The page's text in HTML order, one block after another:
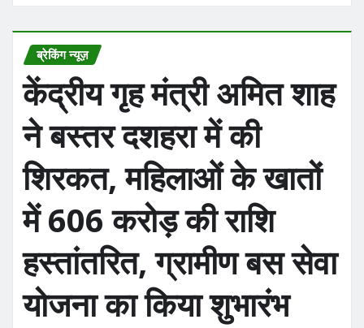
ब्रेकिंग न्यूज़
केंद्रीय गृह मंत्री अमित शाह
ने बस्तर दशहरा में की
शिरकत, महिलाओं के खातों
में 606 करोड़ की राशि
हस्तांतरित, ग्रामीण बस सेवा
योजना का किया शुभारंभ